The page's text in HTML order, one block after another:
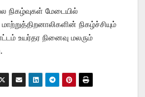
நிகழ்வுகள் மேடையில்
நிகழ்ச்சியும்
உயர்தர நினைவு மலரும்